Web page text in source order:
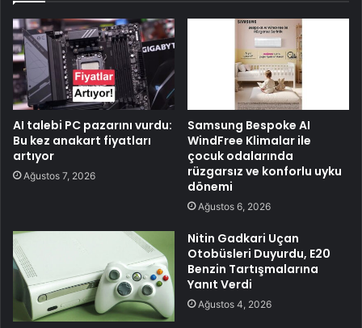
AI talebi PC pazarını vurdu:
Bu kez anakart fiyatları
artıyor
Ağustos 7, 2026
Samsung Bespoke AI
WindFree Klimalar ile
çocuk odalarında
rüzgarsız ve konforlu uyku
dönemi
Ağustos 6, 2026
Nitin Gadkari Uçan
Otobüsleri Duyurdu, E20
Benzin Tartışmalarına
Yanıt Verdi
Ağustos 4, 2026